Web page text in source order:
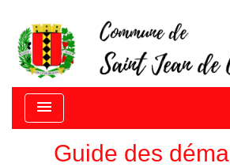
menu
Guide des